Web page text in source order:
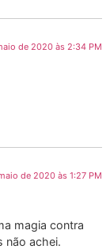
de 2020 às 2:34 PM
de 2020 às 1:27 PM
magia contra
não achei.